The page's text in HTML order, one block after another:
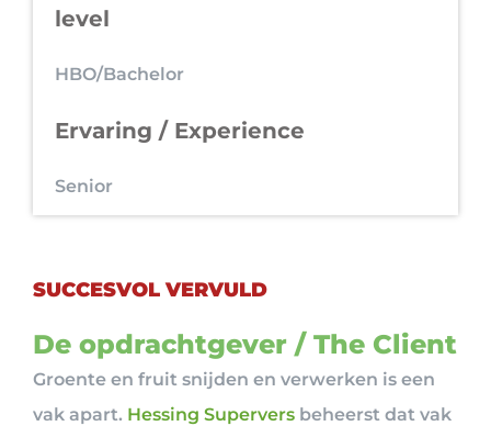
level
HBO/Bachelor
Ervaring / Experience
Senior
SUCCESVOL VERVULD
De opdrachtgever / The Client
Groente en fruit snijden en verwerken is een
vak apart. Hessing Supervers beheerst dat vak